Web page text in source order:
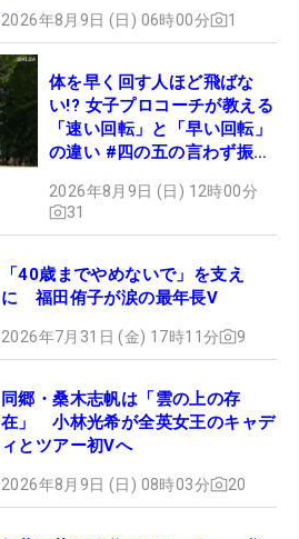
2026年8月9日 (日) 06時00分 1
体を早く回す人ほど飛ばな
い!? 女子プロコーチが教える
「速い回転」と「早い回転」
の違い #四の五の言わず振り
2026年8月9日 (日) 12時00分
31
「40歳までやめないで」を支え
に 福田侑子が涙の最年長V
2026年7月31日 (金) 17時11分 9
同郷・桑木志帆は「雲の上の存
在」 小林光希が全英女王のキャデ
ィとツアー初Vへ
2026年8月9日 (日) 08時03分 20